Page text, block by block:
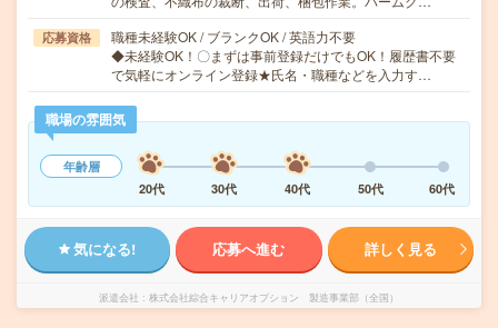
応募資格
職種未経験OK / ブランクOK / 英語力不要
◆未経験OK！〇まずは事前登録だけでもOK！履歴書不要
で気軽にオンライン登録★氏名・職種などを入力す…
職場の雰囲気
年齢層
20代
30代 40代 50代 60代
気になる! 応募へ進む 詳しく見る
派遣会社 株式会社綜合キャリアオプション 製造事業部（全国）